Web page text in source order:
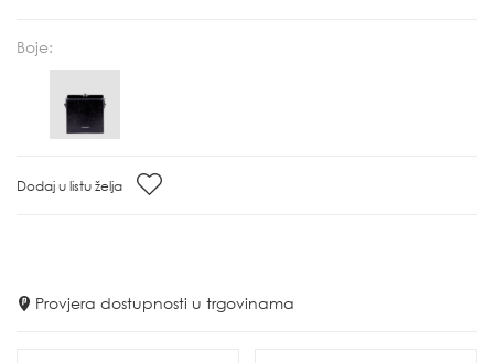
Boje:
Dodaj u listu želja
Provjera dostupnosti u trgovinama